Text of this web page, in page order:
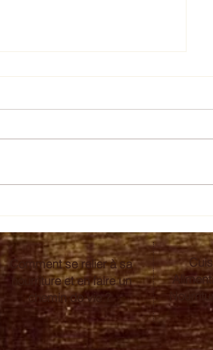
Comment se relier à sa
nourriture et en faire un
chemin de vie ?